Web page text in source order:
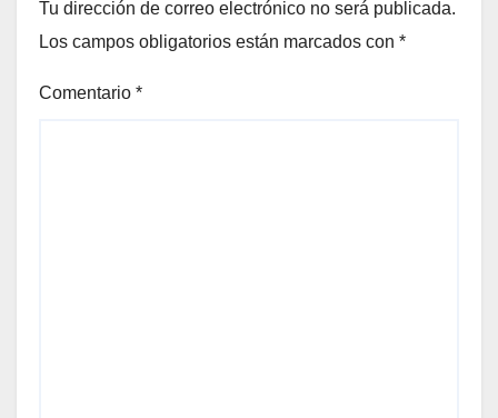
Tu dirección de correo electrónico no será publicada.
Los campos obligatorios están marcados con *
Comentario *